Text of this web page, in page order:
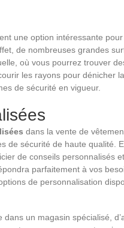
une option intéressante
de nombreuses grandes
où vous pourrez trouver
les rayons pour dénicher
de sécurité en vigueur.
dans la vente de
de sécurité de haute qualité.
de conseils personnalisés
parfaitement à vos
de personnalisation
un magasin spécialisé,